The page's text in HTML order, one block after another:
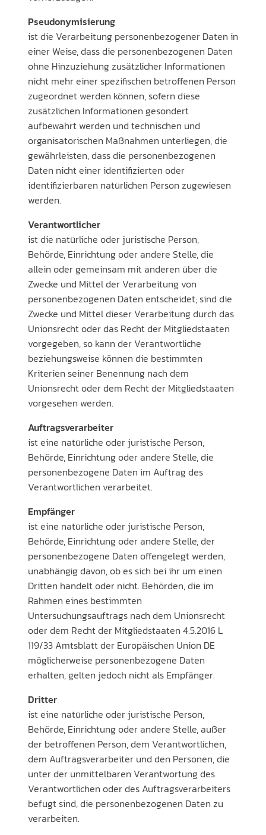
Pseudonymisierung
ist die Verarbeitung personenbezogener Daten in
einer Weise, dass die personenbezogenen Daten
ohne Hinzuziehung zusätzlicher Informationen
nicht mehr einer spezifischen betroffenen Person
zugeordnet werden können, sofern diese
zusätzlichen Informationen gesondert
aufbewahrt werden und technischen und
organisatorischen Maßnahmen unterliegen, die
gewährleisten, dass die personenbezogenen
Daten nicht einer identifizierten oder
identifizierbaren natürlichen Person zugewiesen
werden.
Verantwortlicher
ist die natürliche oder juristische Person,
Behörde, Einrichtung oder andere Stelle, die
allein oder gemeinsam mit anderen über die
Zwecke und Mittel der Verarbeitung von
personenbezogenen Daten entscheidet; sind die
Zwecke und Mittel dieser Verarbeitung durch das
Unionsrecht oder das Recht der Mitgliedstaaten
vorgegeben, so kann der Verantwortliche
beziehungsweise können die bestimmten
Kriterien seiner Benennung nach dem
Unionsrecht oder dem Recht der Mitgliedstaaten
vorgesehen werden.
Auftragsverarbeiter
ist eine natürliche oder juristische Person,
Behörde, Einrichtung oder andere Stelle, die
personenbezogene Daten im Auftrag des
Verantwortlichen verarbeitet.
Empfänger
ist eine natürliche oder juristische Person,
Behörde, Einrichtung oder andere Stelle, der
personenbezogene Daten offengelegt werden,
unabhängig davon, ob es sich bei ihr um einen
Dritten handelt oder nicht. Behörden, die im
Rahmen eines bestimmten
Untersuchungsauftrags nach dem Unionsrecht
oder dem Recht der Mitgliedstaaten 4.5.2016 L
119/33 Amtsblatt der Europäischen Union DE
möglicherweise personenbezogene Daten
erhalten, gelten jedoch nicht als Empfänger.
Dritter
ist eine natürliche oder juristische Person,
Behörde, Einrichtung oder andere Stelle, außer
der betroffenen Person, dem Verantwortlichen,
dem Auftragsverarbeiter und den Personen, die
unter der unmittelbaren Verantwortung des
Verantwortlichen oder des Auftragsverarbeiters
befugt sind, die personenbezogenen Daten zu
verarbeiten.